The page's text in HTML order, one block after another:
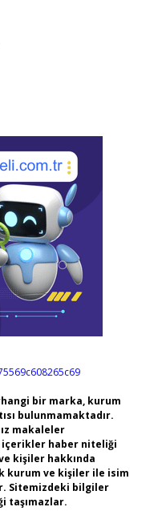
bir marka, kurum
bulunmamaktadır.
makaleler
içerikler haber niteliği
kişiler hakkında
kurum ve kişiler ile isim
Sitemizdeki bilgiler
taşımazlar.